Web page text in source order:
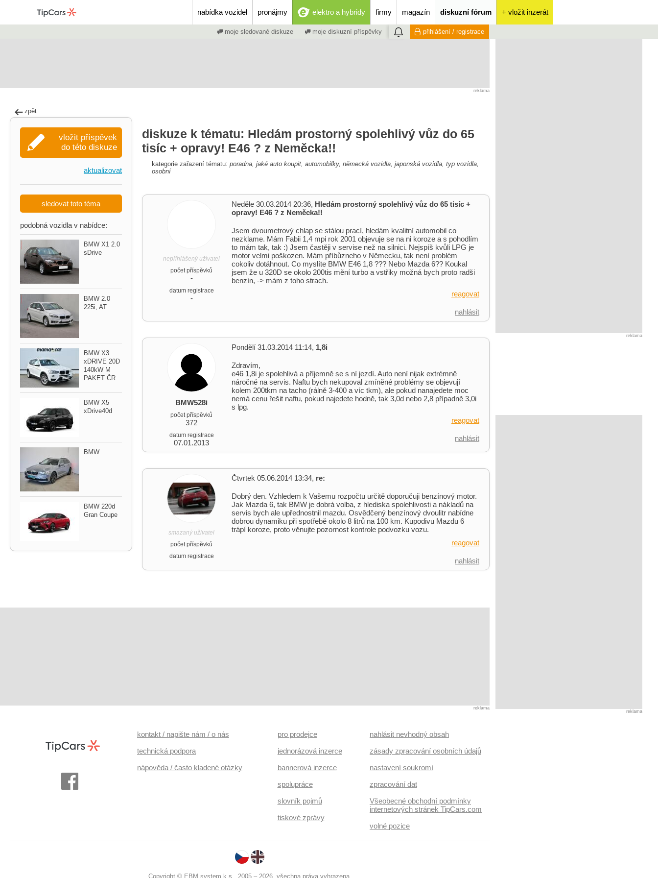
nabídka vozidel pronájmy elektro a hybridy firmy magazín diskuzní fórum + vložit inzerát
moje sledované diskuze moje diskuzní příspěvky přihlášení / registrace
reklama
zpět
diskuze k tématu: Hledám prostorný spolehlivý vůz do 65
tisíc + opravy! E46 ? z Neměcka!!
kategorie zařazení tématu: poradna, jaké auto koupit, automobilky, německá vozidla, japonská vozidla, typ vozidla,
osobní
nepřihlášený uživatel
počet příspěvků
-
datum registrace
-
Neděle 30.03.2014 20:36, Hledám prostorný spolehlivý vůz do 65 tisíc +
opravy! E46 ? z Neměcka!!
Jsem dvoumetrový chlap se stálou prací, hledám kvalitní automobil co
nezklame. Mám Fabii 1,4 mpi rok 2001 objevuje se na ni koroze a s pohodlím
to mám tak, tak :) Jsem častěji v servise než na silnici. Nejspíš kvůli LPG je
motor velmi poškozen. Mám příbůzneho v Německu, tak není problém
cokoliv dotáhnout. Co myslíte BMW E46 1,8 ??? Nebo Mazda 6?? Koukal
jsem že u 320D se okolo 200tis mění turbo a vstřiky možná bych proto radši
benzín, -> mám z toho strach.
reagovat
nahlásit
BMW528i
počet příspěvků
372
datum registrace
07.01.2013
Pondělí 31.03.2014 11:14, 1,8i
Zdravím,
e46 1,8i je spolehlivá a příjemně se s ní jezdí. Auto není nijak extrémně
náročné na servis. Naftu bych nekupoval zmíněné problémy se objevují
kolem 200tkm na tacho (rálně 3-400 a víc tkm), ale pokud nanajedete moc
nemá cenu řešit naftu, pokud najedete hodně, tak 3,0d nebo 2,8 případně 3,0i
s lpg.
reagovat
nahlásit
smazaný uživatel
počet příspěvků
datum registrace
Čtvrtek 05.06.2014 13:34, re:
Dobrý den. Vzhledem k Vašemu rozpočtu určitě doporučuji benzínový motor.
Jak Mazda 6, tak BMW je dobrá volba, z hlediska spolehlivosti a nákladů na
servis bych ale upřednostnil mazdu. Osvědčený benzínový dvoulitr nabídne
dobrou dynamiku při spotřebě okolo 8 litrů na 100 km. Kupodivu Mazdu 6
trápí koroze, proto věnujte pozornost kontrole podvozku vozu.
reagovat
nahlásit
vložit příspěvek
do této diskuze
aktualizovat
sledovat toto téma
podobná vozidla v nabídce:
BMW X1 2.0
sDrive
BMW 2.0
225i,​ AT
BMW X3
xDRIVE 20D
140kW M
PAKET ČR
BMW X5
xDrive40d
BMW
BMW 220d
Gran Coupe
reklama
reklama
reklama
kontakt / napište nám / o nás
technická podpora
nápověda / často kladené otázky
pro prodejce
jednorázová inzerce
bannerová inzerce
spolupráce
slovník pojmů
tiskové zprávy
nahlásit nevhodný obsah
zásady zpracování osobních údajů
nastavení soukromí
zpracování dat
Všeobecné obchodní podmínky
internetových stránek TipCars.com
volné pozice
Copyright © EBM system k.s., 2005 – 2026, všechna práva vyhrazena.